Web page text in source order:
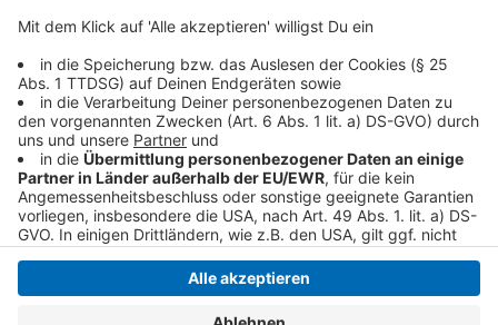
powered byUsercentrics Consent
Management Platform
Anzeige
Anzeige